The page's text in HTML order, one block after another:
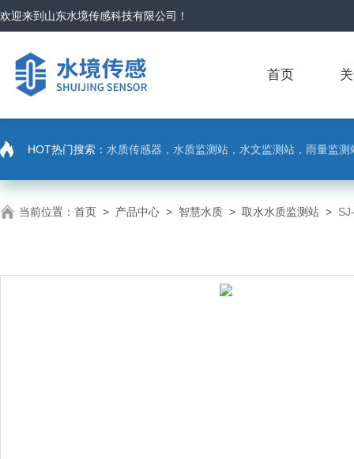
欢迎来到 山东水境传感科技有限公司 ！
首页
HOT热门搜索： 水质传感器，水质监测站，水文监测站，雨量监
当前位置： 首页 > 产品中心 > 智慧水质 > 取水水质监测站 >